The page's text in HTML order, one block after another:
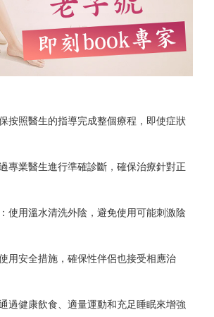
按照醫生的指導完成整個療程，即使症狀
專業醫生進行準確診斷，確保治療針對正
使用溫水清洗外陰，避免使用可能刺激陰
用安全措施，確保性伴侶也接受相應治
過健康飲食、適量運動和充足睡眠來增強